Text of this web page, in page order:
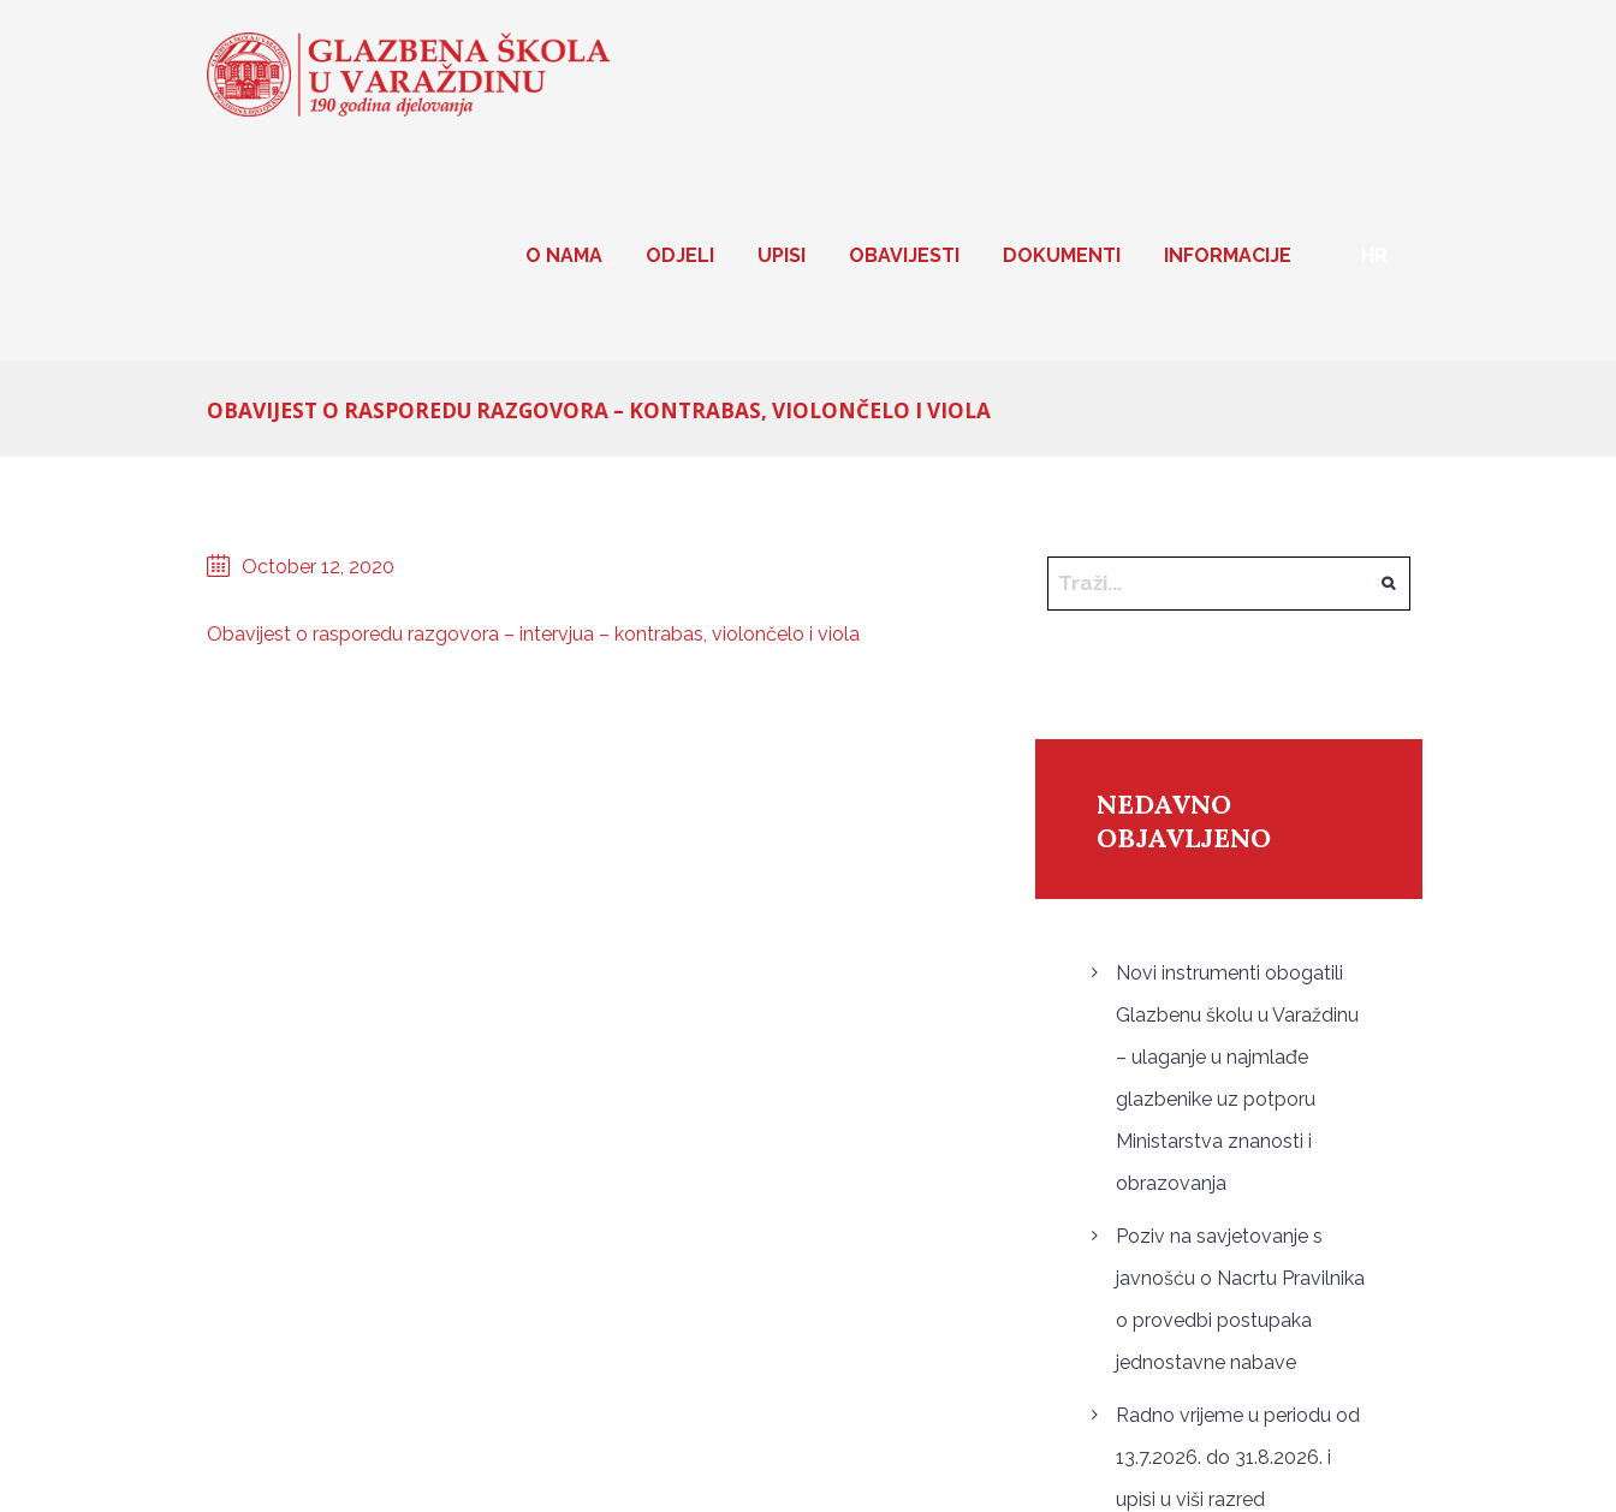
O NAMA ODJELI UPISI OBAVIJESTI DOKUMENTI INFORMACIJE
OBAVIJEST O RASPOREDU RAZGOVORA – KONTRABAS, VIOLONČELO I VIOLA
October 12, 2020
Obavijest o rasporedu razgovora – intervjua – kontrabas, violončelo i viola
NEDAVNO
OBJAVLJENO
Novi instrumenti obogatili
Glazbenu školu u Varaždinu
– ulaganje u najmlađe
glazbenike uz potporu
Ministarstva znanosti i
obrazovanja
Poziv na savjetovanje s
javnošću o Nacrtu Pravilnika
o provedbi postupaka
jednostavne nabave
Radno vrijeme u periodu od
13.7.2026. do 31.8.2026. i
upisi u viši razred